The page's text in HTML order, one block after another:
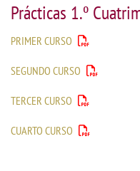
Prácticas 1.º
PRIMER CURSO
SEGUNDO CURSO
TERCER CURSO
CUARTO CURSO